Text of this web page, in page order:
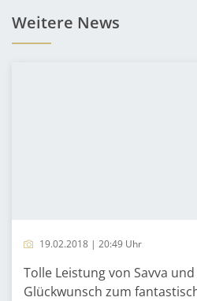
Weitere News
19.02.2018 | 20:49 Uhr
Tolle Leistung von Savva
Glückwunsch zum